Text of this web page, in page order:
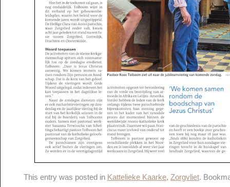
This entry was posted in Kattelieke Kaarke, Zorgvliet.